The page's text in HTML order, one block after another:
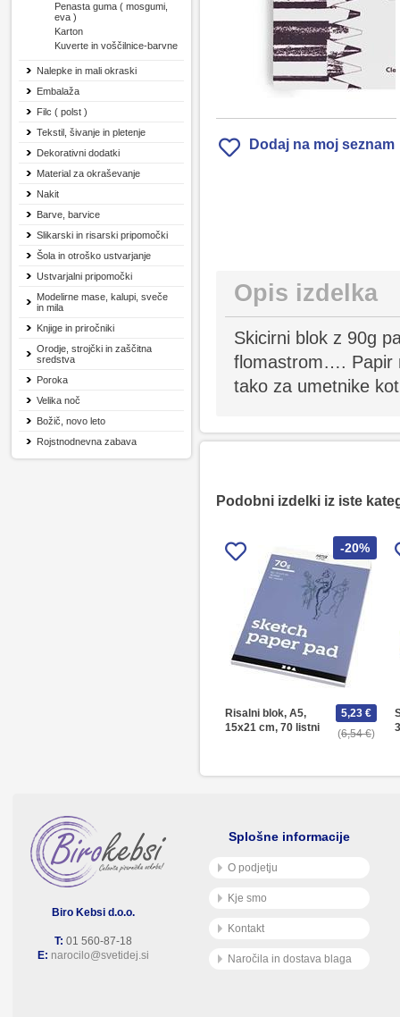
Penasta guma ( mosgumi,
eva )
Karton
Kuverte in voščilnice-barvne
Nalepke in mali okraski
Embalaža
Filc ( polst )
Tekstil, šivanje in pletenje
Dekorativni dodatki
Material za okraševanje
Nakit
Barve, barvice
Slikarski in risarski pripomočki
Šola in otroško ustvarjanje
Ustvarjalni pripomočki
Modelirne mase, kalupi, sveče
in mila
Knjige in priročniki
Orodje, strojčki in zaščitna
sredstva
Poroka
Velika noč
Božič, novo leto
Rojstnodnevna zabava
Dodaj na moj seznam
Opis izdelka
Skicirni blok z 90g
flomastrom…. Papir
tako za umetnike
Podobni izdelki iz iste
-20%
Risalni blok, A5,
15x21 cm, 70 listni
6,54 €
5,23 €
Biro Kebsi d.o.o.
T: 01 560-87-18
E: narocilo@svetidej.si
Splošne informacije
O podjetju
Kje smo
Kontakt
Naročila in dostava blaga